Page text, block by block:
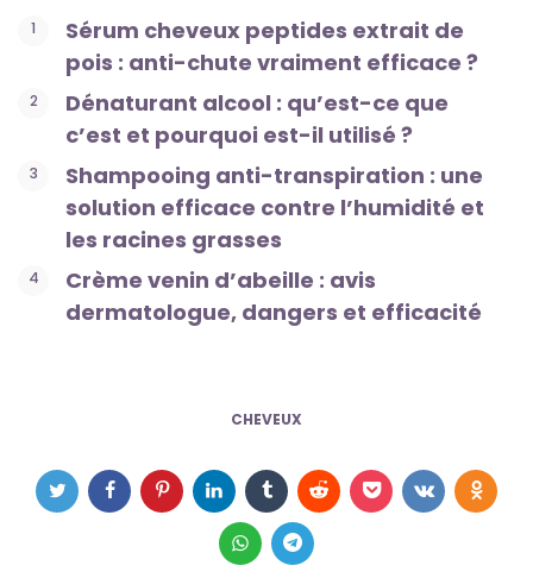
Sérum cheveux peptides extrait de
pois : anti-chute vraiment efficace ?
Dénaturant alcool : qu’est-ce que
c’est et pourquoi est-il utilisé ?
Shampooing anti-transpiration : une
solution efficace contre l’humidité et
les racines grasses
Crème venin d’abeille : avis
dermatologue, dangers et efficacité
CHEVEUX